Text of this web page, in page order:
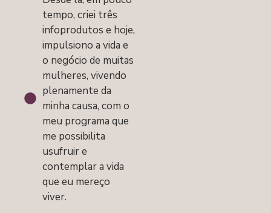
tempo, criei três
infoprodutos e hoje,
impulsiono a vida e
o negócio de muitas
mulheres, vivendo
plenamente da
minha causa, com o
meu programa que
me possibilita
usufruir e
contemplar a vida
que eu mereço
viver.